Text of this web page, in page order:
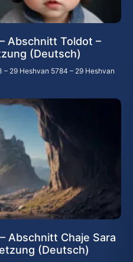
Abschnitt Toldot –
(Deutsch)
– 29 Heshvan 5784 – 29 Heshvan
Abschnitt Chaje Sara
(Deutsch)